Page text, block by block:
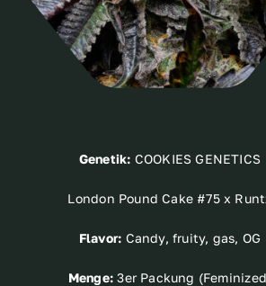
Genetik: COOKIES GENETICS
London Pound Cake #75 x
Flavor: Candy, fruity, gas, OG
Menge: 3er Packung